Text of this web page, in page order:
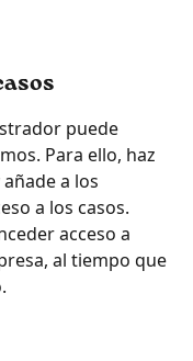
puede
Para ello, haz
a los
a los casos.
acceso a
al tiempo que